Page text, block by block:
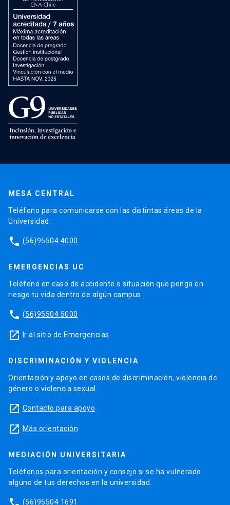
MESA CENTRAL
Teléfono para comunicarse con las distintas áreas de la
Universidad.
phone (56)95504 4000
EMERGENCIAS UC
Teléfono en caso de accidente o situación que ponga en
riesgo tu vida dentro de algún campus.
phone (56)95504 5000
launch Ir al sitio de Emergencias
DISCRIMINACIÓN Y VIOLENCIA
Orientación y apoyo en casos de discriminación, violencia de
género o violencia sexual.
launch Contacto para apoyo
launch Más orientación
MEDIACIÓN UNIVERSITARIA
Teléfonos para orientación y consejo si se ha vulnerado
alguno de tus derechos en la universidad.
(56)95504 1691